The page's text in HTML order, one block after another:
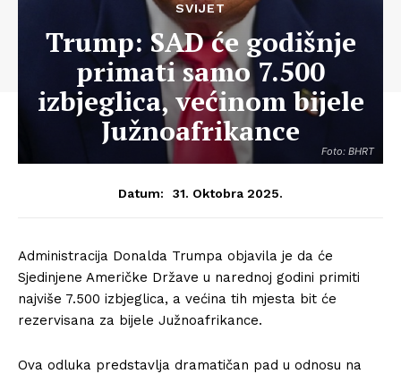
Foto: BHRT
SVIJET
Trump: SAD će godišnje
primati samo 7.500
izbjeglica, većinom bijele
Južnoafrikance
Datum: 31. Oktobra 2025.
Administracija Donalda Trumpa objavila je da će
Sjedinjene Američke Države u narednoj godini primiti
najviše 7.500 izbjeglica, a većina tih mjesta bit će
rezervisana za bijele Južnoafrikance.
Ova odluka predstavlja dramatičan pad u odnosu na